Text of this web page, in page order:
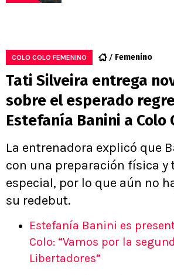
COLO COLO FEMENINO Femenino
Tati Silveira entrega
sobre el esperado
Estefanía Banini a Colo
La entrenadora explicó que
con una preparación física y
especial, por lo que aún no
su redebut.
Estefanía Banini es
Colo: “Vamos por la
Libertadores”